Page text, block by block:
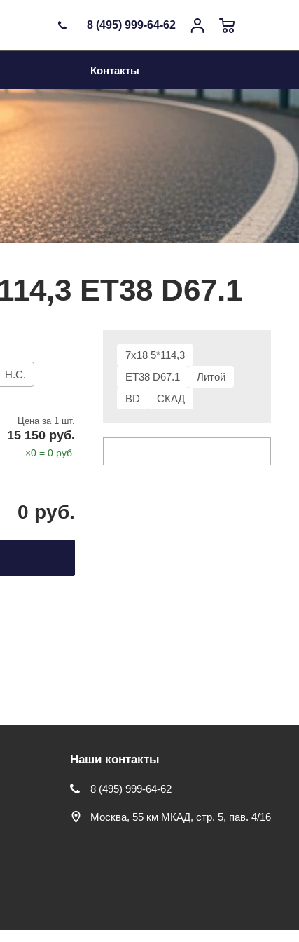
8 (495) 999-64-62
Контакты
ET38 D67.1
7x18 5*114,3
ET38 D67.1
Литой
BD
СКАД
Н.С.
Цена за 1 шт.
15 150 руб.
×0 = 0 руб.
0 руб.
Наши контакты
8 (495) 999-64-62
Москва, 55 км МКАД, стр. 5, пав. 4/16